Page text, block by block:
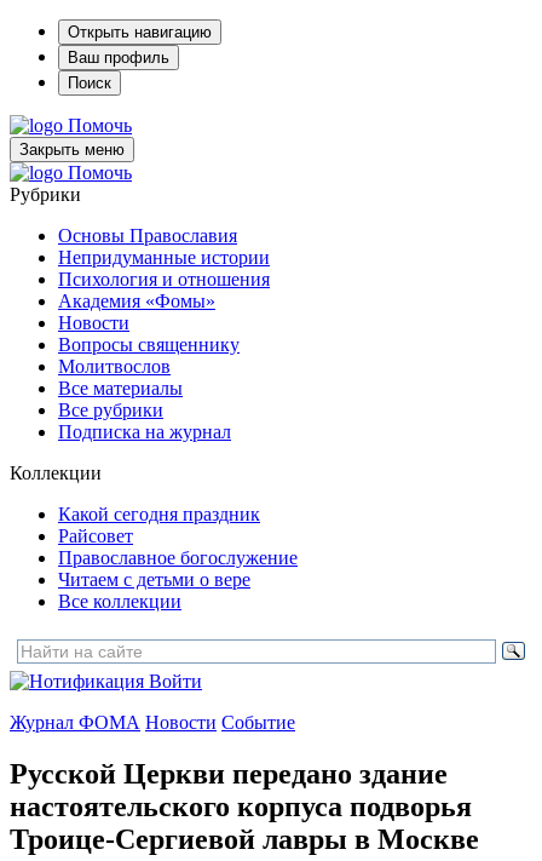
Открыть навигацию
Ваш профиль
Поиск
Помочь
Закрыть меню
Помочь
Рубрики
Основы Православия
Непридуманные истории
Психология и отношения
Академия «Фомы»
Новости
Вопросы священнику
Молитвослов
Все материалы
Все рубрики
Подписка на журнал
Коллекции
Какой сегодня праздник
Райсовет
Православное богослужение
Читаем с детьми о вере
Все коллекции
Войти
Журнал ФОМА Новости Событие
Русской Церкви передано здание
настоятельского корпуса подворья
Троице-Сергиевой лавры в Москве